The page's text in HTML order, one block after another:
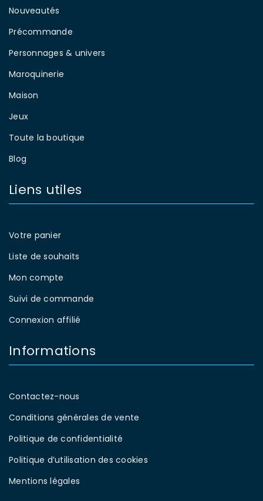
Nouveautés
Précommande
Personnages & univers
Maroquinerie
Maison
Jeux
Toute la boutique
Blog
Liens utiles
Votre panier
Liste de souhaits
Mon compte
Suivi de commande
Connexion affilié
Informations
Contactez-nous
Conditions générales de vente
Politique de confidentialité
Politique d’utilisation des cookies
Mentions légales